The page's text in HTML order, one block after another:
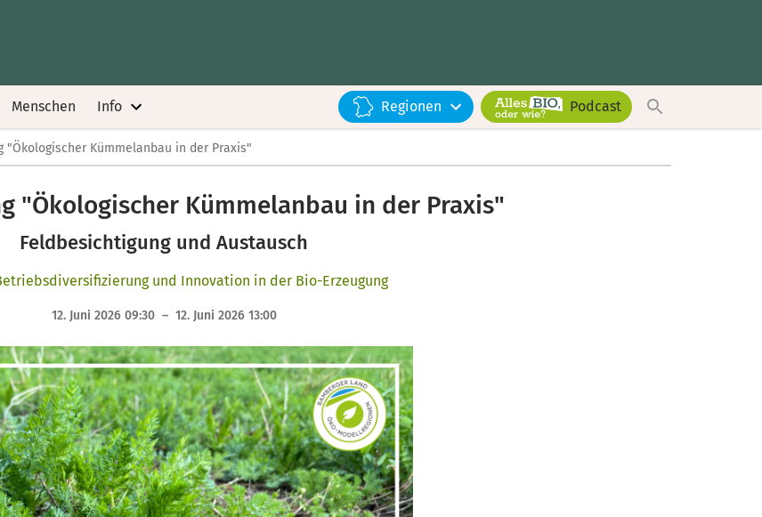
Menschen Info Regionen Podcast
"Ökologischer Kümmelanbau in der Praxis"
"Ökologischer Kümmelanbau in der Praxis"
Feldbesichtigung und Austausch
und Innovation in der Bio-Erzeugung
12. Juni 2026 09:30 – 12. Juni 2026 13:00